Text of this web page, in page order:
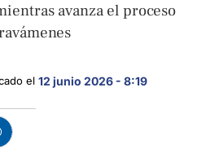
avanza el proceso
el 12 junio 2026 - 8:19